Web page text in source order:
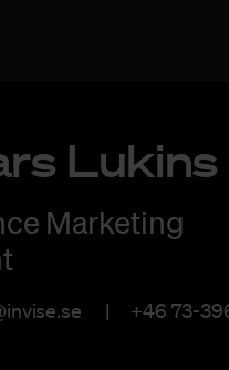
Lukins
Marketing
+46 73-